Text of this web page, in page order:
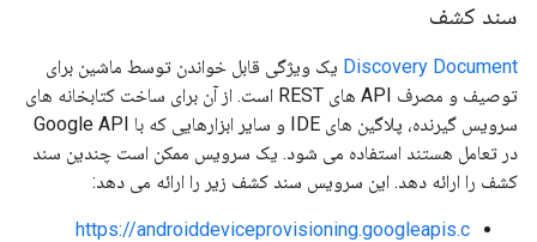
سند کشف
Discovery Document یک ویژگی قابل خواندن توسط ماشین برای
توصیف و مصرف API های REST است. از آن برای ساخت کتابخانه های
سرویس گیرنده، پلاگین های IDE و سایر ابزارهایی که با Google API
در تعامل هستند استفاده می شود. یک سرویس ممکن است چندین سند
کشف را ارائه دهد. این سرویس سند کشف زیر را ارائه می دهد:
https://androiddeviceprovisioning.googleapis.c